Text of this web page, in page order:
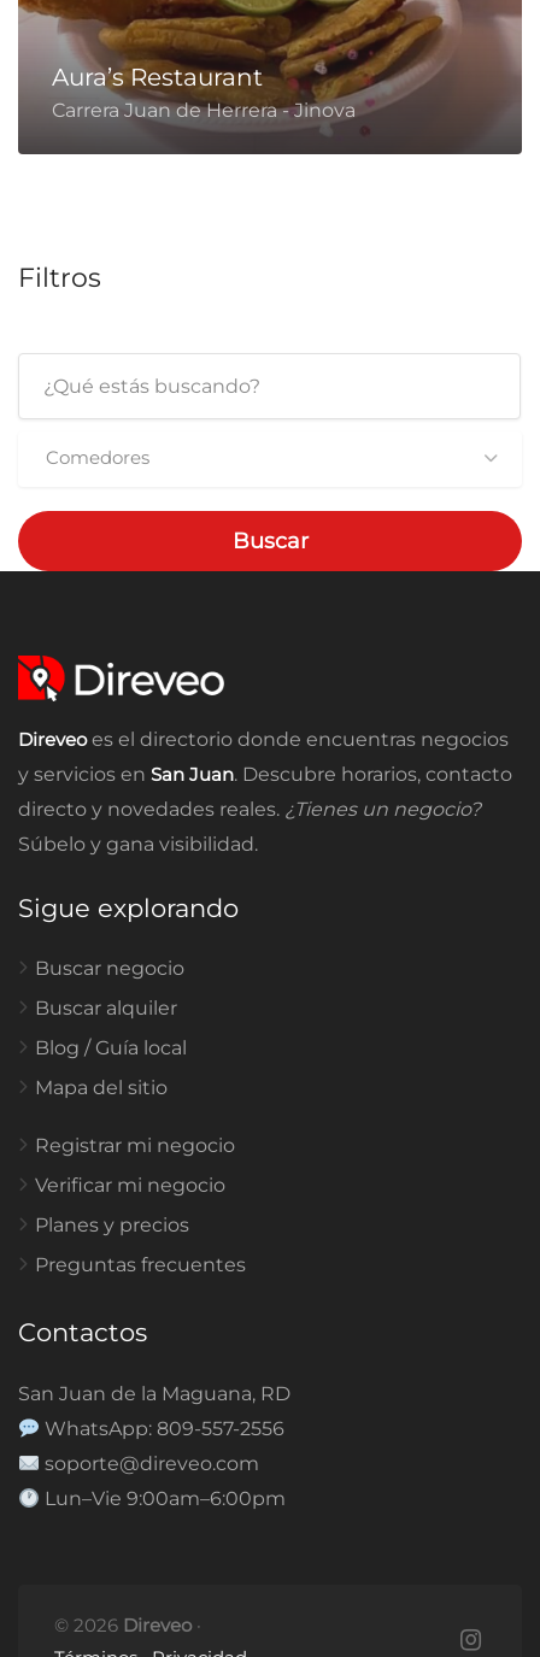
Aura’s Restaurant
Carrera Juan de Herrera - Jinova
Filtros
Comedores
Buscar
Direveoes el directorio donde encuentras negocios
y servicios en San Juan. Descubre horarios, contacto
directo y novedades reales. ¿Tienes un negocio?
Súbelo y gana visibilidad.
Sigue explorando
Buscar negocio
Buscar alquiler
Blog / Guía local
Mapa del sitio
Registrar mi negocio
Verificar mi negocio
Planes y precios
Preguntas frecuentes
Contactos
San Juan de la Maguana, RD
WhatsApp: 809-557-2556
soporte@direveo.com
Lun–Vie 9:00am–6:00pm
© 2026 Direveo ·